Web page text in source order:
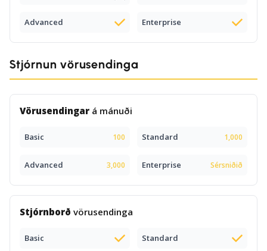
Advanced Enterprise
Stjórnun vörusendinga
Vörusendingar á mánuði
Basic 100 Standard 1,000
Advanced 3,000 Enterprise Sérsniðið
Stjórnborð vörusendinga
Basic Standard